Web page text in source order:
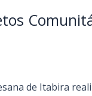
de Itabira